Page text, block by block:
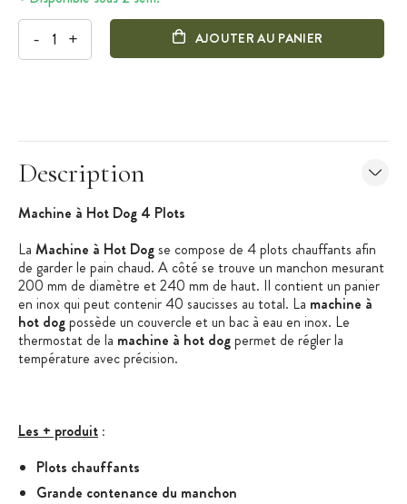
- + AJOUTER AU PANIER
Description
Machine à Hot Dog 4 Plots
La Machine à Hot Dogse compose de 4 plots chauffants afin
de garder le pain chaud. A côté se trouve un manchon mesurant
200 mm de diamètre et 240 mm de haut. Il contient un panier
en inox qui peut contenir 40 saucisses au total. La machine à
hot dogpossède un couvercle et un bac à eau en inox. Le
thermostat de la machine à hot dogpermet de régler la
température avec précision.
Les + produit :
Plots chauffants
Grande contenance du manchon